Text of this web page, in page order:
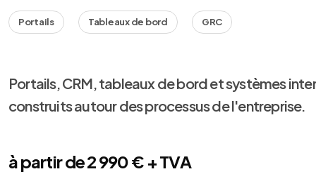
Portails Tableaux de bord GRC
Portails, CRM, tableaux de bord et systèmes
construits autour des processus de l'entreprise.
à partir de 2 990 € + TVA